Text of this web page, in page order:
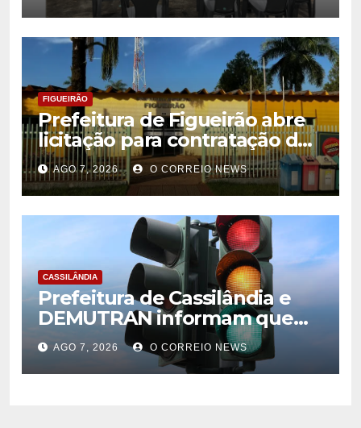
citricultura
FIGUEIRÃO
Prefeitura de Figueirão abre
licitação para contratação de
estrutura de eventos
AGO 7, 2026 O CORREIO NEWS
CASSILÂNDIA
Prefeitura de Cassilândia e
DEMUTRAN informam que
semáforo entre as ruas Amin
José e Antônio Paulino
entrou em funcionamento
AGO 7, 2026 O CORREIO NEWS